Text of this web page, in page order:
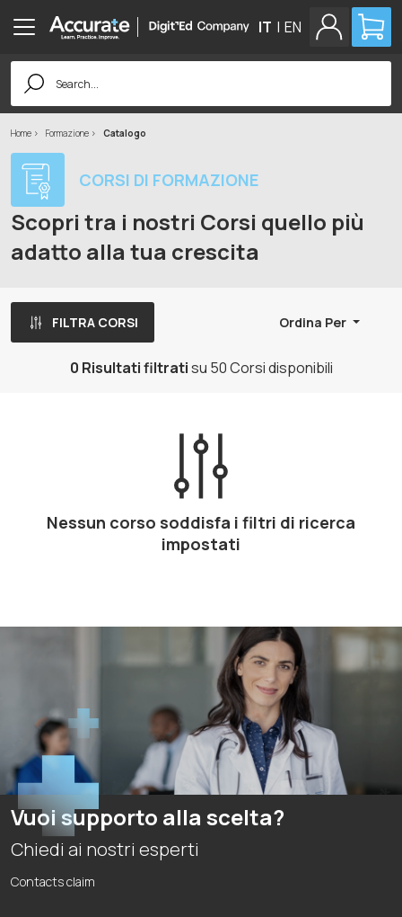
IT | EN
Search
for:
Home Formazione Catalogo
CORSI DI FORMAZIONE
Scopri tra i nostri Corsi quello più
adatto alla tua crescita
FILTRA CORSI Ordina Per
0 Risultati filtratisu 50 Corsi disponibili
Nessun corso soddisfa i filtri di ricerca
impostati
Vuoi supporto alla scelta?
Chiedi ai nostri esperti
Contacts claim